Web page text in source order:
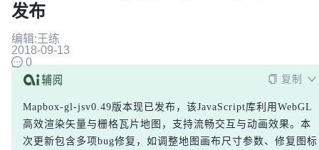
发布
编辑:王练
2018-09-13
0
复制
Mapbox-gl-jsv0.49版本现已发布，该JavaScript库利用WebGL
高效渲染矢量与栅格瓦片地图，支持流畅交互与动画效果。本
次更新包含多项bug修复，如调整地图画布尺寸参数、修复图标